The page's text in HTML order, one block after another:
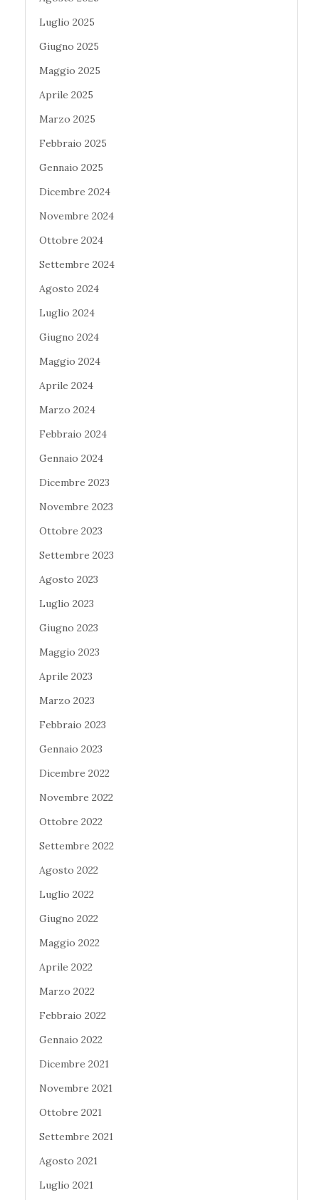
Luglio 2025
Giugno 2025
Maggio 2025
Aprile 2025
Marzo 2025
Febbraio 2025
Gennaio 2025
Dicembre 2024
Novembre 2024
Ottobre 2024
Settembre 2024
Agosto 2024
Luglio 2024
Giugno 2024
Maggio 2024
Aprile 2024
Marzo 2024
Febbraio 2024
Gennaio 2024
Dicembre 2023
Novembre 2023
Ottobre 2023
Settembre 2023
Agosto 2023
Luglio 2023
Giugno 2023
Maggio 2023
Aprile 2023
Marzo 2023
Febbraio 2023
Gennaio 2023
Dicembre 2022
Novembre 2022
Ottobre 2022
Settembre 2022
Agosto 2022
Luglio 2022
Giugno 2022
Maggio 2022
Aprile 2022
Marzo 2022
Febbraio 2022
Gennaio 2022
Dicembre 2021
Novembre 2021
Ottobre 2021
Settembre 2021
Agosto 2021
Luglio 2021